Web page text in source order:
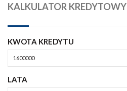
KALKULATOR KREDYTOWY
KWOTA KREDYTU
LATA